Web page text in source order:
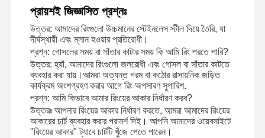
কারখানা পরিদর্শন গুণমান নিয়ন্ত্রণ
আমাদের সাথে
যোগাযোগ
খবর
মামলা ব্লগ
একটি উদ্ধৃতি
অনুরোধ করুন
প্রায়শই জিজ্ঞাসিত প্রশ্নঃ
উত্তর: আমাদের রিংগুলো উচ্চমানের স্টেইনলেস স্টীল দিয়ে তৈরি, যা
দীর্ঘস্থায়ী এবং ম্লান হওয়ার প্রতিরোধী।
প্রশ্ন: গোসলের সময় বা সাঁতার কাটার সময় কি আমি রিং পরতে পারি?
উত্তর: হ্যাঁ, আমাদের রিংগুলো জলরোধী এবং গোসল বা সাঁতার কাটতে
ব্যবহার করা যায়।আমরা অত্যন্ত গরম বা কঠোর রাসায়নিক জড়িত
কার্যক্রম অংশগ্রহণ করার আগে রিং অপসারণ সুপারিশ.
প্রশ্ন: আমি কিভাবে আমার রিংয়ের আকার নির্ধারণ করব?
উত্তরঃ আপনার রিংয়ের আকার নির্ধারণ করতে, আমরা আমাদের রিংয়ের
আকারের চার্ট ব্যবহার করার পরামর্শ দিই। আপনি আমাদের ওয়েবসাইটে
"রিংয়ের আকার" ট্যাবে চার্টটি খুঁজে পেতে পারেন।